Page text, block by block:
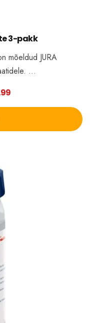
3-pakk
mõeldud JURA
…
hind
€42.99.